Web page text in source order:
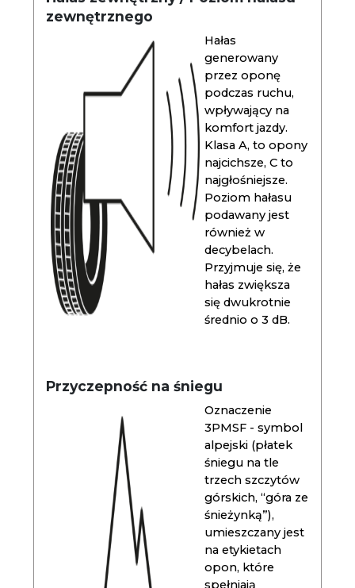
zewnętrznego
Hałas
generowany
przez oponę
podczas ruchu,
wpływający na
komfort jazdy.
Klasa A, to opony
najcichsze, C to
najgłośniejsze.
Poziom hałasu
podawany jest
również w
decybelach.
Przyjmuje się, że
hałas zwiększa
się dwukrotnie
średnio o 3 dB.
Przyczepność na śniegu
Oznaczenie
3PMSF - symbol
alpejski (płatek
śniegu na tle
trzech szczytów
górskich, “góra ze
śnieżynką”),
umieszczany jest
na etykietach
opon, które
spełniają